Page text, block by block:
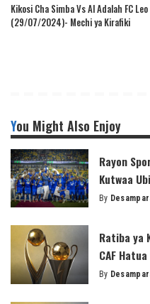
Kikosi Cha Simba Vs Al Adalah FC Leo
(29/07/2024)- Mechi ya Kirafiki
You Might Also Enjoy
Rayon
Kutwaa
Posted
By
Ratiba ya
CAF
Posted
By